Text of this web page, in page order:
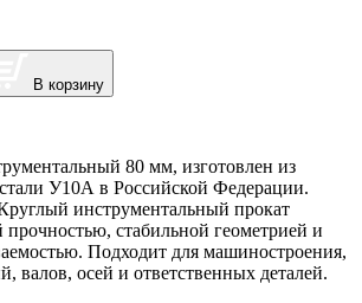
В корзину
80 мм, изготовлен из
У10А в Российской Федерации.
инструментальный прокат
прочностью, стабильной геометрией и
Подходит для машиностроения,
валов, осей и ответственных деталей.